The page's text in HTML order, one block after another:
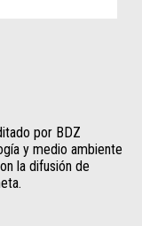
por BDZ
y medio ambiente
la difusión de